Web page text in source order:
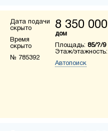
Дата подачи
скрыто
Время
скрыто
№ 785392
8 350 000
дом
Площадь: 85/?/9
Этаж/этажность:
Автопоиск